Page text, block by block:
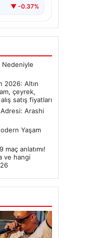
▼ -0.37%
Nedeniyle
2026: Altın
çeyrek,
satış fiyatları
Arashi
Yaşam
maç anlatımı!
ve hangi